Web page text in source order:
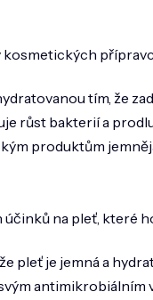
tím, že
růst bakterií a
produktům
na pleť, které
pleť je jemná a
antimikrobiálním